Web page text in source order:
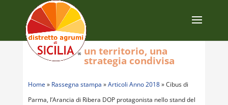
Home » Rassegna stampa »Articoli Anno 2018»Cibus di
Parma, l’Arancia di Ribera DOP protagonista nello stand del
un territorio, una
strategia condivisa